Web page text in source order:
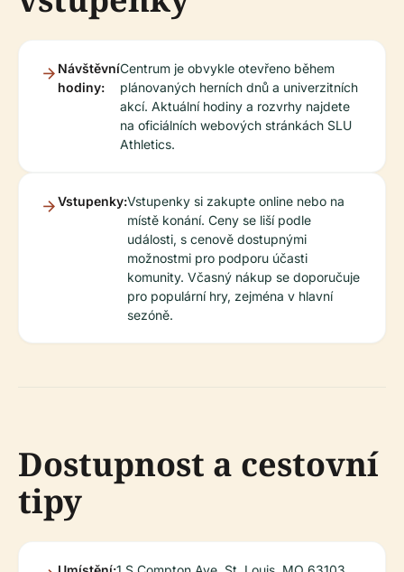
Návštěvní
hodiny:
Centrum je obvykle otevřeno během
plánovaných herních dnů a univerzitních
akcí. Aktuální hodiny a rozvrhy najdete
na oficiálních webových stránkách SLU
Athletics.
Vstupenky:Vstupenky si zakupte online nebo na
místě konání. Ceny se liší podle
události, s cenově dostupnými
možnostmi pro podporu účasti
komunity. Včasný nákup se doporučuje
pro populární hry, zejména v hlavní
sezóně.
Dostupnost a cestovní
tipy